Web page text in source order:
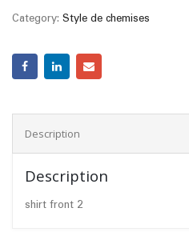
Category: Style de chemises
Description
Description
shirt front 2